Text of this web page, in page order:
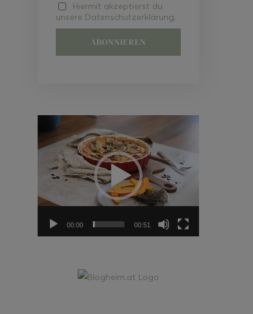
Hiermit akzeptierst du
unsere Datenschutzerklärung.
Video-
Player
00:00 00:51